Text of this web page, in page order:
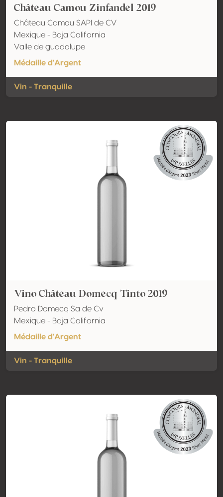
Château Camou Zinfandel 2019
Château Camou SAPI de CV
Mexique - Baja California
Valle de guadalupe
Médaille d'Argent
Vin - Tranquille
Vino Château Domecq Tinto 2019
Pedro Domecq Sa de Cv
Mexique - Baja California
Médaille d'Argent
Vin - Tranquille